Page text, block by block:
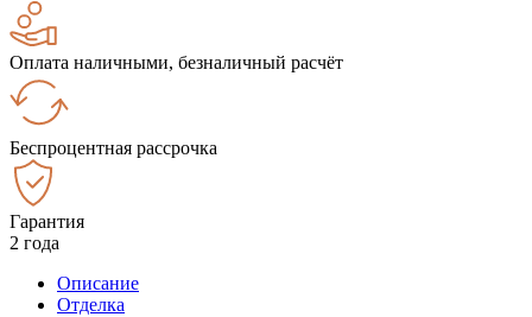
Оплата наличными, безналичный расчёт
Беспроцентная рассрочка
Гарантия
2 года
Описание
Отделка